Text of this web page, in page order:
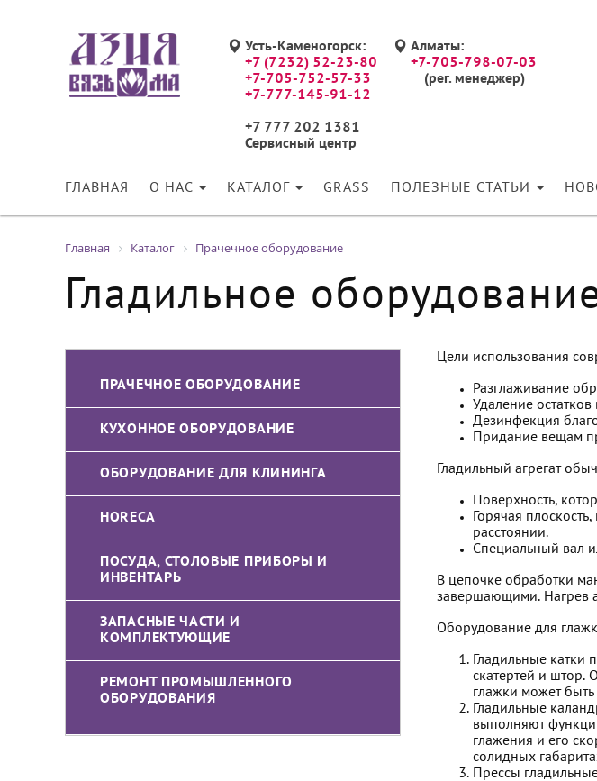
Усть-Каменогорск:
+7 (7232) 52-23-80
+7-705-752-57-33
+7-777-145-91-12
+7 777 202 1381
Сервисный центр
Алматы:
+7-705-798-07-03
(рег. менеджер)
ГЛАВНАЯ О НАС КАТАЛОГ GRASS ПОЛЕЗНЫЕ СТАТЬИ
Главная Каталог Прачечное оборудование
Гладильное
ПРАЧЕЧНОЕ ОБОРУДОВАНИЕ
КУХОННОЕ ОБОРУДОВАНИЕ
ОБОРУДОВАНИЕ ДЛЯ КЛИНИНГА
HORECA
ПОСУДА, СТОЛОВЫЕ ПРИБОРЫ И
ИНВЕНТАРЬ
ЗАПАСНЫЕ ЧАСТИ И
КОМПЛЕКТУЮЩИЕ
РЕМОНТ ПРОМЫШЛЕННОГО
ОБОРУДОВАНИЯ
Цели использования
Разглаживание
Удаление остатков
Дезинфекция
Придание вещам
Гладильный агрегат
Поверхность,
Горячая
расстоянии.
Специальный вал
В цепочке обработки
завершающими. Нагрев
Оборудование для
Гладильные катки
скатертей и штор.
глажки может быть
Гладильные
выполняют
глажения и его
солидных
Прессы